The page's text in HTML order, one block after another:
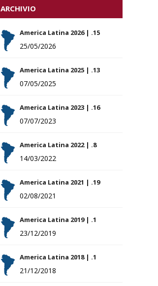
ARCHIVIO
America Latina 2026 | .15
25/05/2026
America Latina 2025 | .13
07/05/2025
America Latina 2023 | .16
07/07/2023
America Latina 2022 | .8
14/03/2022
America Latina 2021 | .19
02/08/2021
America Latina 2019 | .1
23/12/2019
America Latina 2018 | .1
21/12/2018